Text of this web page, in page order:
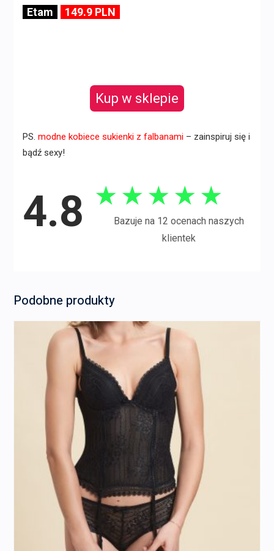
Etam 149.9 PLN
Kup w sklepie
PS. modne kobiece sukienki z falbanami– zainspiruj się i
bądź sexy!
4.8 ★ ★ ★ ★ ★
Bazuje na 12 ocenach naszych
klientek
Podobne produkty